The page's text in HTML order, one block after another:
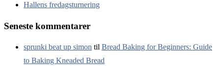
Hallens fredagsturnering
Seneste kommentarer
sprunki beat up simon til Bread Baking for Beginners: Guide
to Baking Kneaded Bread